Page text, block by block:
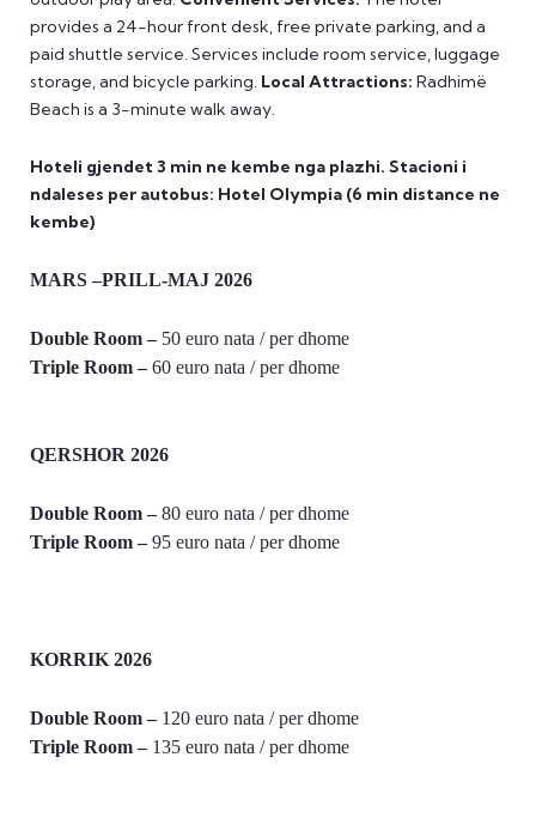
provides a 24-hour front desk, free private parking, and a
paid shuttle service. Services include room service, luggage
storage, and bicycle parking. Local Attractions: Radhimë
Beach is a 3-minute walk away.
Hoteli gjendet 3 min ne kembe nga plazhi. Stacioni i
ndaleses per autobus: Hotel Olympia (6 min distance ne
kembe)
MARS –PRILL-MAJ 2026
Double Room – 50 euro nata / per dhome
Triple Room –60 euro nata / per dhome
QERSHOR 2026
Double Room –80 euro nata / per dhome
Triple Room –95 euro nata / per dhome
KORRIK 2026
Double Room – 120 euro nata / per dhome
Triple Room – 135 euro nata / per dhome